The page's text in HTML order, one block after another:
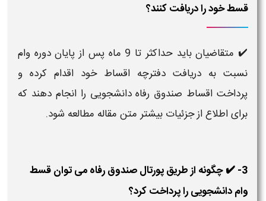
قسط خود را دریافت کنند؟
✔️ متقاضیان باید حداکثر تا 9 ماه پس از پایان دوره وام
نسبت به دریافت دفترچه اقساط خود اقدام کرده و
پرداخت اقساط صندوق رفاه دانشجویی را انجام دهند که
برای اطلاع از جزئیات بیشتر متن مقاله مطالعه شود.
3- ✔️ چگونه از طریق پورتال صندوق رفاه می توان قسط
وام دانشجویی را پرداخت کرد؟